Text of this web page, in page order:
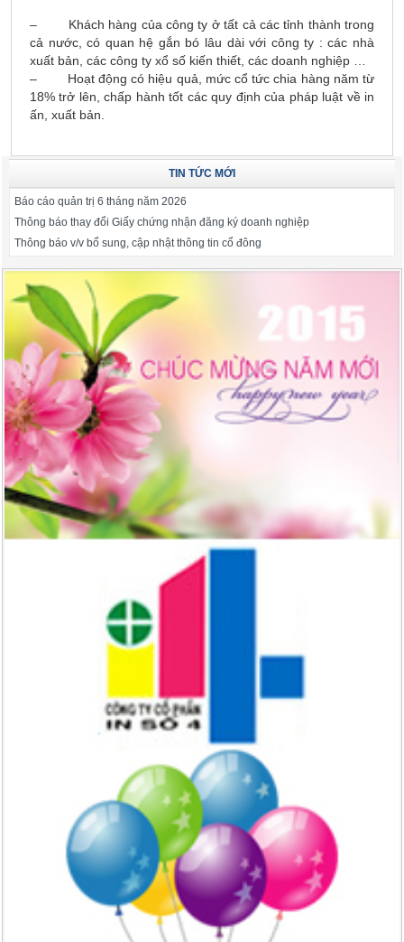
– Khách hàng của công ty ở tất cả các tỉnh thành trong
cả nước, có quan hệ gắn bó lâu dài với công ty : các nhà
xuất bản, các công ty xổ số kiến thiết, các doanh nghiệp …
– Hoạt động có hiệu quả, mức cổ tức chia hàng năm từ
18% trở lên, chấp hành tốt các quy định của pháp luật về in
ấn, xuất bản.
TIN TỨC MỚI
Báo cáo quản trị 6 tháng năm 2026
Thông báo thay đổi Giấy chứng nhận đăng ký doanh nghiệp
Thông báo v/v bổ sung, cập nhật thông tin cổ đông